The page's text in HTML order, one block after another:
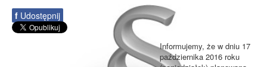
f Udostępnij
Informujemy, że w dniu 17
października 2016 roku